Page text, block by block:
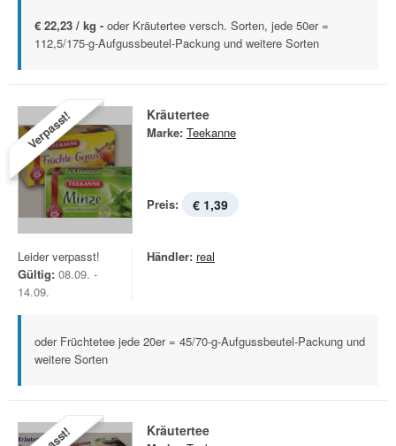
€ 22,23 / kg - oder Kräutertee versch. Sorten, jede 50er =
112,5/175-g-Aufgussbeutel-Packung und weitere Sorten
Verpasst! Kräutertee
Marke: Teekanne
Preis: € 1,39
Leider verpasst!
Gültig: 08.09. -
14.09.
Händler: real
oder Früchtetee jede 20er = 45/70-g-Aufgussbeutel-Packung und
weitere Sorten
Kräutertee